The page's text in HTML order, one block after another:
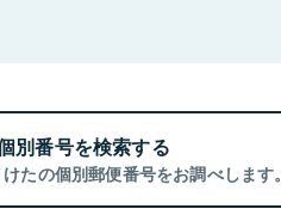
別番号を検索する
たの個別郵便番号をお調べします。